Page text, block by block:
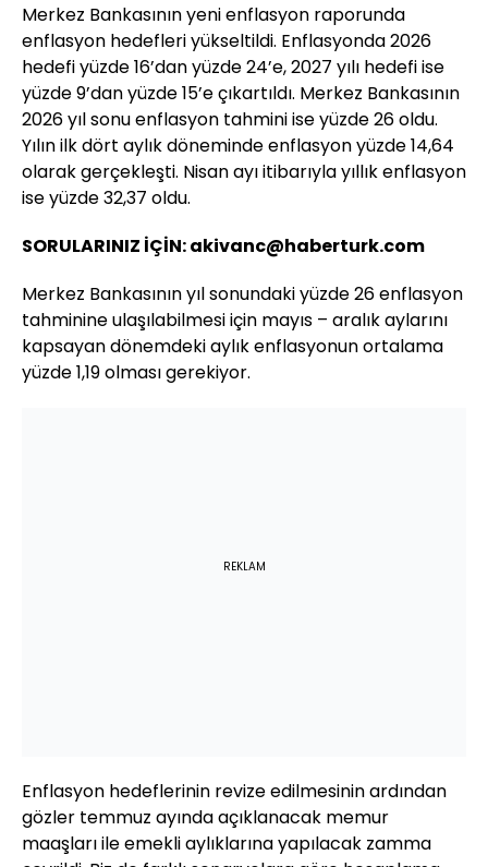
Merkez Bankasının yeni enflasyon raporunda
enflasyon hedefleri yükseltildi. Enflasyonda 2026
hedefi yüzde 16’dan yüzde 24’e, 2027 yılı hedefi ise
yüzde 9’dan yüzde 15’e çıkartıldı. Merkez Bankasının
2026 yıl sonu enflasyon tahmini ise yüzde 26 oldu.
Yılın ilk dört aylık döneminde enflasyon yüzde 14,64
olarak gerçekleşti. Nisan ayı itibarıyla yıllık enflasyon
ise yüzde 32,37 oldu.
SORULARINIZ İÇİN: akivanc@haberturk.com
Merkez Bankasının yıl sonundaki yüzde 26 enflasyon
tahminine ulaşılabilmesi için mayıs – aralık aylarını
kapsayan dönemdeki aylık enflasyonun ortalama
yüzde 1,19 olması gerekiyor.
REKLAM
Enflasyon hedeflerinin revize edilmesinin ardından
gözler temmuz ayında açıklanacak memur
maaşları ile emekli aylıklarına yapılacak zamma